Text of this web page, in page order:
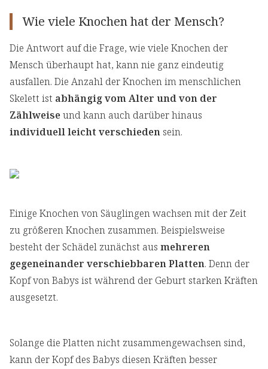
Wie viele Knochen hat der Mensch?
Die Antwort auf die Frage, wie viele Knochen der
Mensch überhaupt hat, kann nie ganz eindeutig
ausfallen. Die Anzahl der Knochen im menschlichen
Skelett ist abhängig vom Alter und von der
Zählweiseund kann auch darüber hinaus
individuell leicht verschieden sein.
Einige Knochen von Säuglingen wachsen mit der Zeit
zu größeren Knochen zusammen. Beispielsweise
besteht der Schädel zunächst aus mehreren
gegeneinander verschiebbaren Platten. Denn der
Kopf von Babys ist während der Geburt starken Kräften
ausgesetzt.
Solange die Platten nicht zusammengewachsen sind,
kann der Kopf des Babys diesen Kräften besser